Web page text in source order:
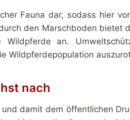
Fauna dar, sodass hier
den Marschboden bietet
an.
Wildpferdepopulation
nach
damit dem öffentlichen